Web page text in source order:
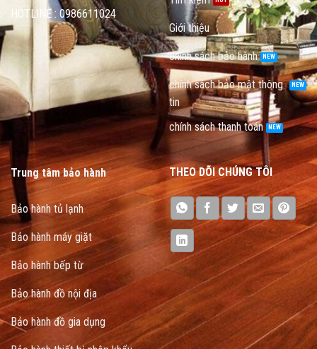
HOTLINE : 0986611024
Giới thiệu
chính sách bảo hành
chính sách bảo mật thông
tin
chính sách thanh toán
Trung tâm bảo hành
Bảo hành tủ lạnh
Bảo hành máy giặt
Bảo hành bếp từ
Bảo hành đồ nội địa
Bảo hành đồ gia dụng
THEO DÕI CHÚNG TÔI